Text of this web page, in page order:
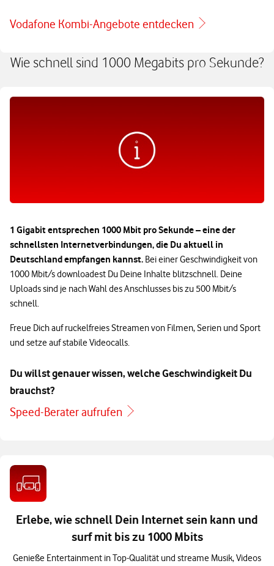
Vodafone Kombi-Angebote entdecken
Wie schnell sind 1000 Megabits pro Sekunde?
1 Gigabit entsprechen 1000 Mbit pro Sekunde – eine der
schnellsten Internetverbindungen, die Du aktuell in
Deutschland empfangen kannst. Bei einer Geschwindigkeit von
1000 Mbit/s downloadest Du Deine Inhalte blitzschnell. Deine
Uploads sind je nach Wahl des Anschlusses bis zu 500 Mbit/s
schnell.
Freue Dich auf ruckelfreies Streamen von Filmen, Serien und Sport
und setze auf stabile Videocalls.
Du willst genauer wissen, welche Geschwindigkeit Du
brauchst?
Speed-Berater aufrufen
Erlebe, wie schnell Dein Internet sein kann und
surf mit bis zu 1000 Mbits
Genieße Entertainment in Top-Qualität und streame Musik, Videos